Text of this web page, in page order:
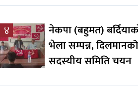
४
नेकपा (बहुमत)
भेला सम्पन्न,
सदस्यीय समिति चयन